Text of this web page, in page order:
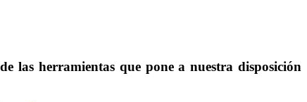
las herramientas que pone a nuestra disposición